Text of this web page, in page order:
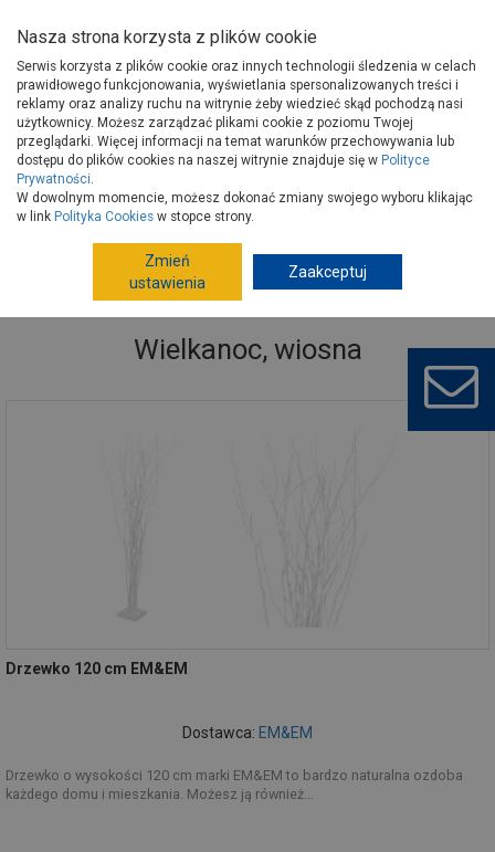
Strona główna Artykuły sezonowe i inne
Artykuły sezonowe
Wielkanoc, wiosna
Wielkanoc, wiosna
Wielkanoc, wiosna
Drzewko 120 cm EM&EM
Dostawca: EM&EM
Drzewko o wysokości 120 cm marki EM&EM to bardzo naturalna ozdoba
każdego domu i mieszkania. Możesz ją również...
Nasza strona korzysta z plików cookie
Serwis korzysta z plików cookie oraz innych technologii śledzenia w celach
prawidłowego funkcjonowania, wyświetlania spersonalizowanych treści i
reklamy oraz analizy ruchu na witrynie żeby wiedzieć skąd pochodzą nasi
użytkownicy. Możesz zarządzać plikami cookie z poziomu Twojej
przeglądarki. Więcej informacji na temat warunków przechowywania lub
dostępu do plików cookies na naszej witrynie znajduje się w Polityce
Prywatności.
W dowolnym momencie, możesz dokonać zmiany swojego wyboru klikając
w link Polityka Cookies w stopce strony.
Zmień
ustawienia
Zaakceptuj